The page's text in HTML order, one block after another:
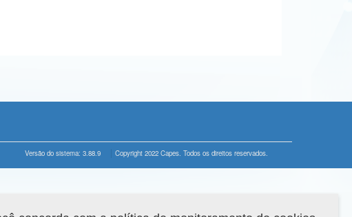
Versão do sistema: 3.88.9 Copyright 2022 Capes. Todos os direitos reservados.